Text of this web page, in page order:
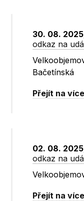
30. 08.
odkaz na
Bačetínská
Přejít na
02. 08.
odkaz na
Přejít na